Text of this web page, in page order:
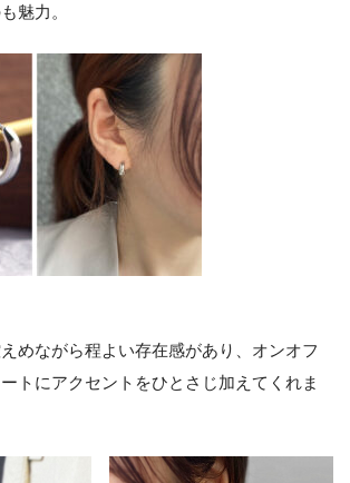
魅力。
めながら程よい存在感があり、オンオフ
トにアクセントをひとさじ加えてくれま